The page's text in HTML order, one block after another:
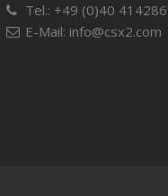
Tel.: +49 (0)40
E-Mail: info@csx2.com